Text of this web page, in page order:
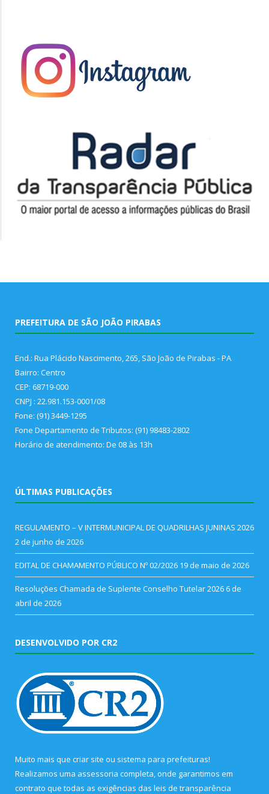
PREFEITURA DE SÃO JOÃO PIRABAS
End.: Rua Plácido Nascimento, 265, São João de Pirabas - PA
Bairro: Centro
CEP: 68719-000
CNPJ : 22.981.153-0001/08
Fone: (91) 3449-1295
Fone Departamento de Tributos: (91) 98483-2802
Horário de atendimento: De 08 às 13h
ÚLTIMAS PUBLICAÇÕES
REGULAMENTO – V INTERMUNICIPAL DE QUADRILHAS JUNINAS 2026
2 de junho de 2026
EDITAL DE CHAMAMENTO PÚBLICO Nº 02/2026 19 de maio de 2026
Resoluções Chamada de Suplente Conselho Tutelar 2026 6 de
abril de 2026
DESENVOLVIDO POR CR2
Muito mais que criar site ou sistema para prefeituras!
Realizamos uma assessoria completa, onde garantimos em
contrato que todas as exigências das leis de transparência